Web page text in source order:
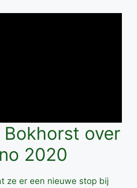
Bokhorst over
2020
ze er een nieuwe stop bij